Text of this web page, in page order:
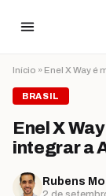
Início » Enel X Way é
BRASIL
Enel X
integrar a
Rubens